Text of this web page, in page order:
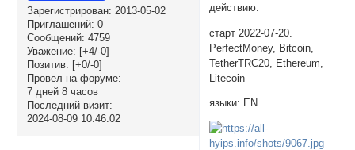
Зарегистрирован: 2013-05-02
Приглашений: 0
Сообщений: 4759
Уважение: [+4/-0]
Позитив: [+0/-0]
Провел на форуме:
7 дней 8 часов
Последний визит:
2024-08-09 10:46:02
действию.
старт 2022-07-20.
PerfectMoney, Bitcoin,
TetherTRC20, Ethereum,
Litecoin
языки: EN